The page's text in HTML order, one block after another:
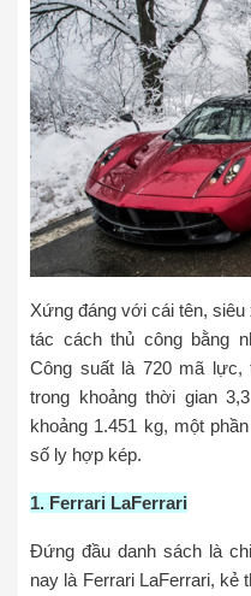
Xứng đáng với cái tên,
tác cách thủ công bằng
Công suất là 720 mã
trong khoảng thời gian
khoảng 1.451 kg, một
số ly hợp kép.
1. Ferrari LaFerrari
Đứng đầu danh sách là
nay là Ferrari LaFerrari, kẻ